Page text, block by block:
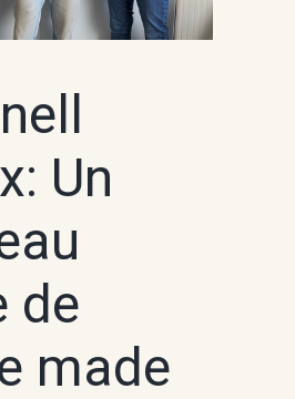
Un
de
made